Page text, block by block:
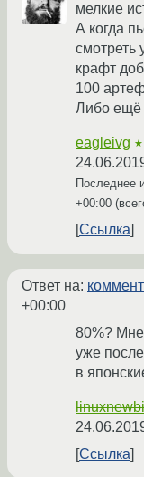
мелкие
А когда
смотреть
крафт
100
Либо ещё
eagleivg
Последнее
+00:00
Ссылка
Ответ на:
+00:00
80%? Мне
уже
в
Ссылка